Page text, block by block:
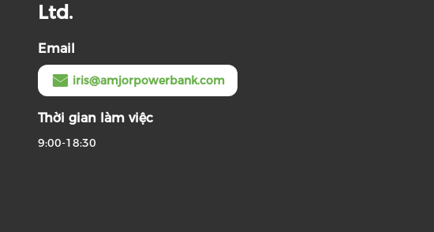
Ltd.
Email
iris@amjorpowerbank.com
Thời gian làm việc
9:00-18:30